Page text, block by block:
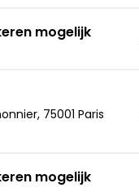
mogelijk
75001 Paris
mogelijk